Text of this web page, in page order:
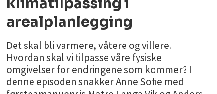
arealplanlegging
Det skal bli varmere, våtere og villere.
Hvordan skal vi tilpasse våre fysiske
omgivelser for endringene som kommer? I
denne episoden snakker Anne Sofie med